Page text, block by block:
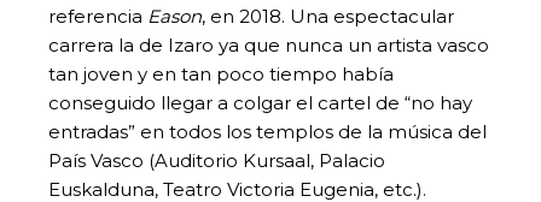
referencia Eason, en 2018. Una espectacular
carrera la de Izaro ya que nunca un artista vasco
tan joven y en tan poco tiempo había
conseguido llegar a colgar el cartel de “no hay
entradas” en todos los templos de la música del
País Vasco (Auditorio Kursaal, Palacio
Euskalduna, Teatro Victoria Eugenia, etc.).